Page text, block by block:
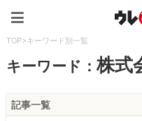
TOP>キーワード別一覧
キーワード：株式
記事一覧